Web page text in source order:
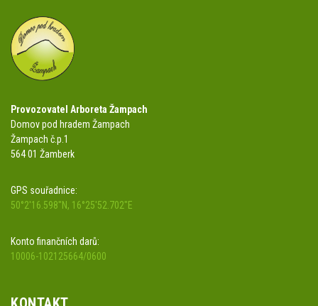
Provozovatel Arboreta Žampach
Domov pod hradem Žampach
Žampach č.p.1
564 01 Žamberk
GPS souřadnice:
50°2'16.598"N, 16°25'52.702"E
Konto finančních darů:
10006-102125664/0600